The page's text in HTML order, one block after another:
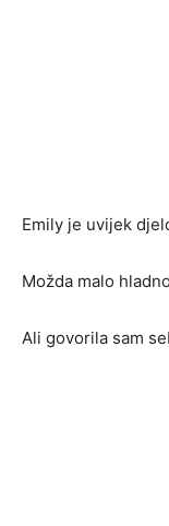
Emily je uvijek
Možda malo
Ali govorila sam